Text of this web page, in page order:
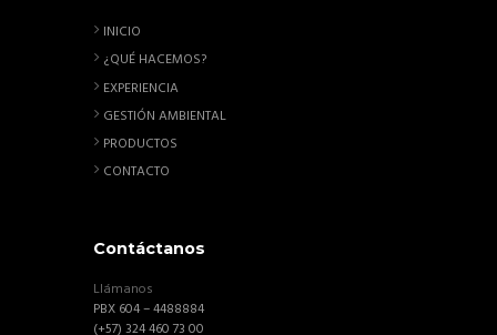
INICIO
¿QUÉ HACEMOS?
EXPERIENCIA
GESTIÓN AMBIENTAL
PRODUCTOS
CONTACTO
Contáctanos
Llámanos
PBX 604 – 4488884
(+57) 324 460 73 00